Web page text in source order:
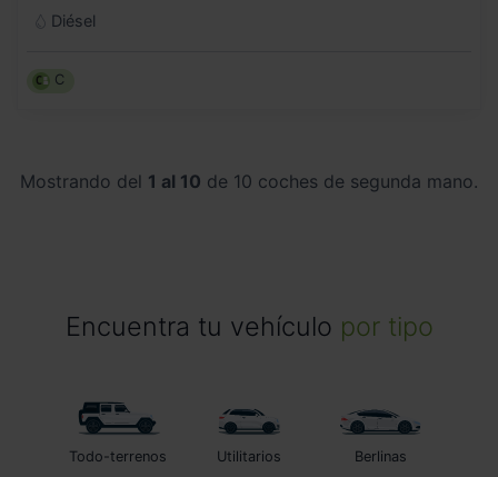
Diésel
C
Mostrando del 1 al 10 de 10 coches de segunda mano.
Encuentra tu vehículo por tipo
Todo-terrenos Utilitarios Berlinas